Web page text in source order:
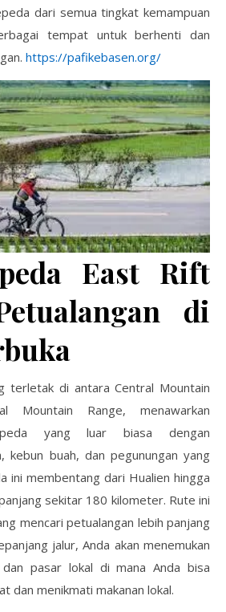
dari semua tingkat kemampuan
tempat untuk berhenti dan
https://pafikebasen.org/
East Rift
di
terletak di antara Central Mountain
Mountain Range, menawarkan
yang luar biasa dengan
kebun buah, dan pegunungan yang
ini membentang dari Hualien hingga
sekitar 180 kilometer. Rute ini
mencari petualangan lebih panjang
jalur, Anda akan menemukan
pasar lokal di mana Anda bisa
dan menikmati makanan lokal.